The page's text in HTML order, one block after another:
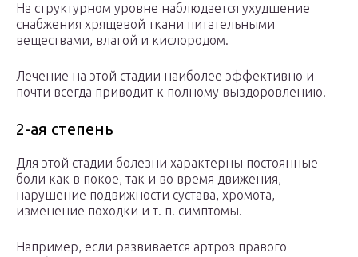
На структурном уровне наблюдается ухудшение
снабжения хрящевой ткани питательными
веществами, влагой и кислородом.
Лечение на этой стадии наиболее эффективно и
почти всегда приводит к полному выздоровлению.
2-ая степень
Для этой стадии болезни характерны постоянные
боли как в покое, так и во время движения,
нарушение подвижности сустава, хромота,
изменение походки и т. п. симптомы.
Например, если развивается артроз правого